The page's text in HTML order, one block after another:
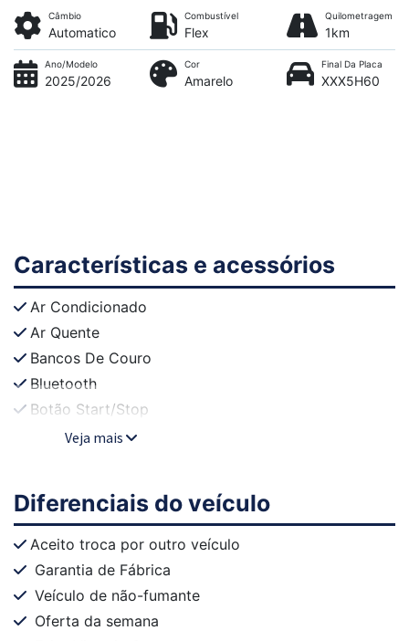
Câmbio
Automatico
Combustível
Flex
Quilometragem
1km
Ano/Modelo
2025/2026
Cor
Amarelo
Final Da Placa
XXX5H60
Características e acessórios
Ar Condicionado
Ar Quente
Bancos De Couro
Bluetooth
Botão Start/Stop
Veja mais
Diferenciais do veículo
Aceito troca por outro veículo
Garantia de Fábrica
Veículo de não-fumante
Oferta da semana